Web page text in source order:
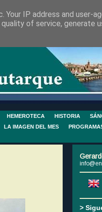
HEMEROTECA HISTORIA
LA IMAGEN DEL MES
>
IP address and user-
of service, generate